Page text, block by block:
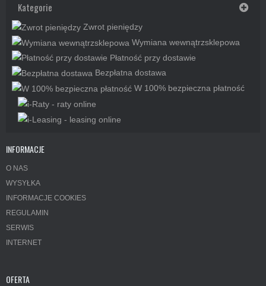
Kategorie
Zwrot pieniędzy
Wymiana wewnątrzsklepowa
Płatność przy dostawie
Bezpłatna dostawa
W 100% bezpieczna płatność
INFORMACJE
O NAS
WYSYŁKA
INFORMACJE COOKIES
REGULAMIN
SERWIS
INTERNET
OFERTA